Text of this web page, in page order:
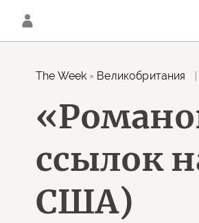
The Week Великобритания
ссылок
США)